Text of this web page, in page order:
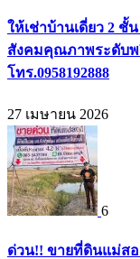
ให้เช่าบ้านเดี่ยว 2 ชั้
สังคมคุณภาพระดับพ
โทร.0958192888
27 เมษายน 2026
6
ด่วน!! ขายที่ดินแม่ส